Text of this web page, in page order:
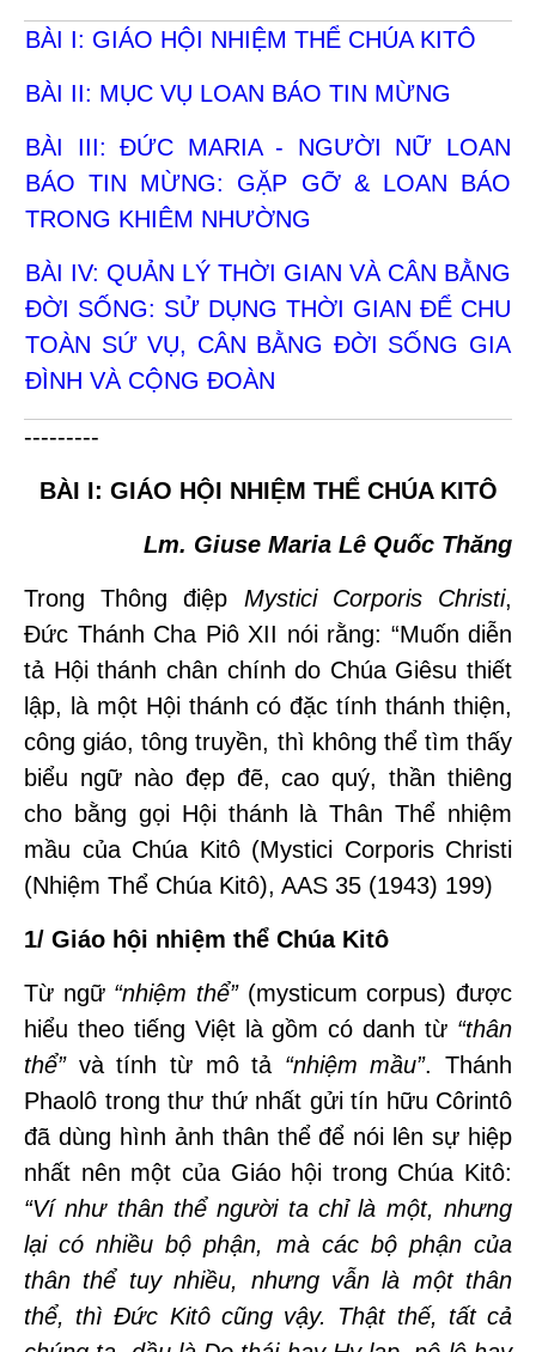
BÀI I: GIÁO HỘI NHIỆM THỂ CHÚA KITÔ
BÀI II: MỤC VỤ LOAN BÁO TIN MỪNG
BÀI III: ĐỨC MARIA - NGƯỜI NỮ LOAN
BÁO TIN MỪNG: GẶP GỠ & LOAN BÁO
TRONG KHIÊM NHƯỜNG
BÀI IV: QUẢN LÝ THỜI GIAN VÀ CÂN BẰNG
ĐỜI SỐNG: SỬ DỤNG THỜI GIAN ĐỂ CHU
TOÀN SỨ VỤ, CÂN BẰNG ĐỜI SỐNG GIA
ĐÌNH VÀ CỘNG ĐOÀN
---------
BÀI I: GIÁO HỘI NHIỆM THỂ CHÚA KITÔ
Lm. Giuse Maria Lê Quốc Thăng
Trong Thông điệp Mystici Corporis Christi,
Đức Thánh Cha Piô XII nói rằng: “Muốn diễn
tả Hội thánh chân chính do Chúa Giêsu thiết
lập, là một Hội thánh có đặc tính thánh thiện,
công giáo, tông truyền, thì không thể tìm thấy
biểu ngữ nào đẹp đẽ, cao quý, thần thiêng
cho bằng gọi Hội thánh là Thân Thể nhiệm
mầu của Chúa Kitô (Mystici Corporis Christi
(Nhiệm Thể Chúa Kitô), AAS 35 (1943) 199)
1/ Giáo hội nhiệm thể Chúa Kitô
Từ ngữ “nhiệm thể”(mysticum corpus) được
hiểu theo tiếng Việt là gồm có danh từ “thân
thể”và tính từ mô tả “nhiệm mầu”. Thánh
Phaolô trong thư thứ nhất gửi tín hữu Côrintô
đã dùng hình ảnh thân thể để nói lên sự hiệp
nhất nên một của Giáo hội trong Chúa Kitô:
“Ví như thân thể người ta chỉ là một, nhưng
lại có nhiều bộ phận, mà các bộ phận của
thân thể tuy nhiều, nhưng vẫn là một thân
thể, thì Đức Kitô cũng vậy. Thật thế, tất cả